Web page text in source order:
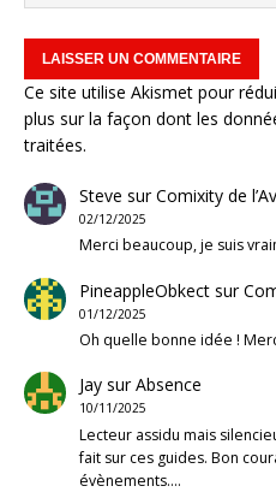
Ce site utilise Akismet pour
plus sur la façon dont les
traitées.
Steve surComixity de
02/12/2025
Merci beaucoup, je suis
PineappleObkectsur
01/12/2025
Oh quelle bonne idée !
JaysurAbsence
10/11/2025
Lecteur assidu mais
fait sur ces guides. Bon
évènements.…